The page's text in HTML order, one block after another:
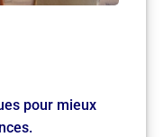
pour mieux